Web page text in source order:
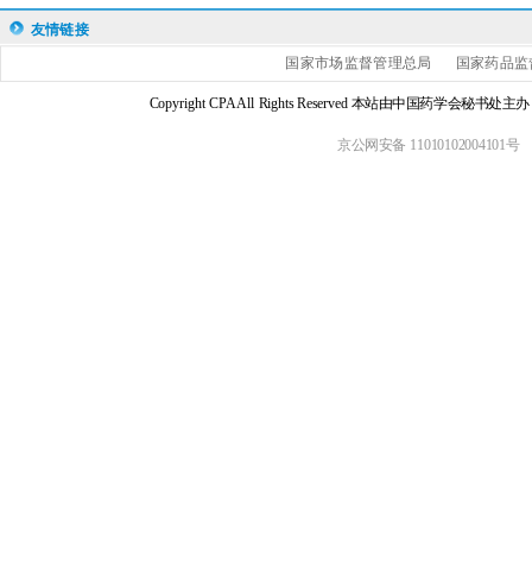
友情链接
国家市场监督管理总局 国家药品
Copyright CPA All Rights Reserved 本站由中国药学会秘书处主
京公网安备 11010102004101号